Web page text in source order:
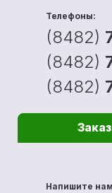
Телефоны:
(8482)
(8482)
(8482)
Напишите